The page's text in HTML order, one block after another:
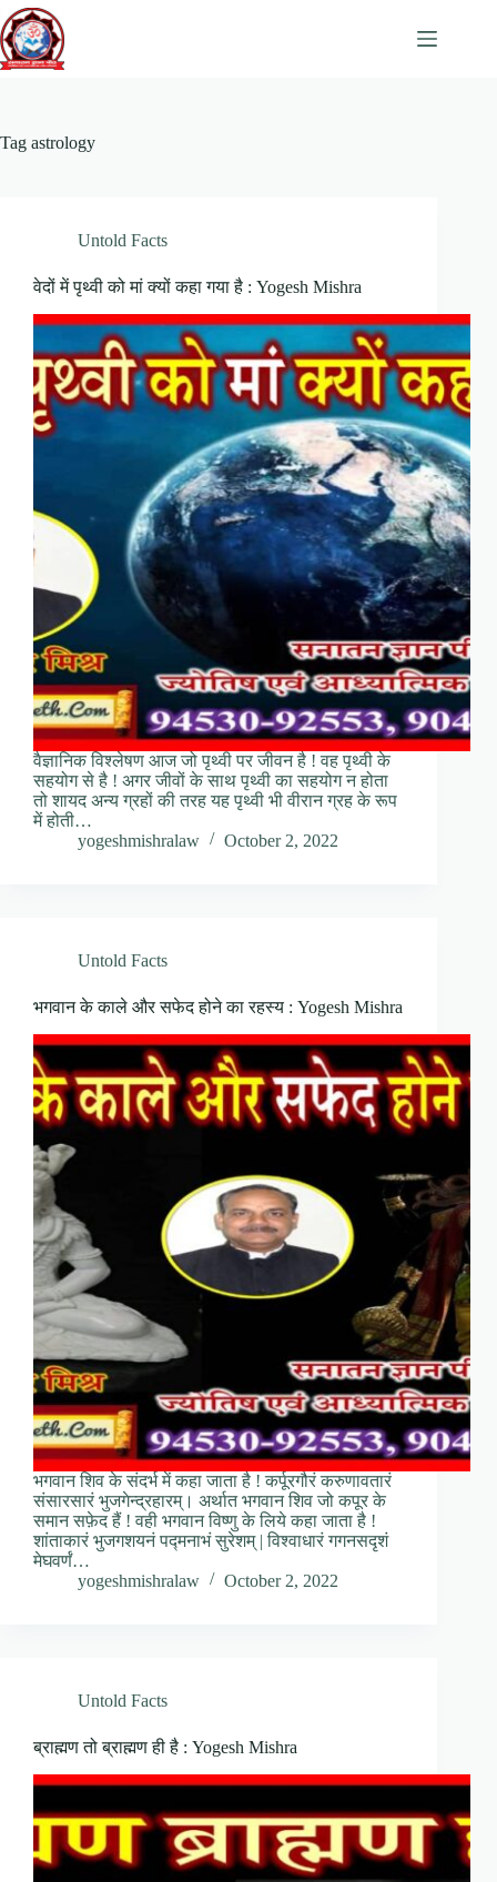
Skip
to
content
Tag astrology
Untold Facts
वेदों में पृथ्वी को मां क्यों कहा गया है : Yogesh Mishra
वैज्ञानिक विश्लेषण आज जो पृथ्वी पर जीवन है ! वह पृथ्वी के
सहयोग से है ! अगर जीवों के साथ पृथ्वी का सहयोग न होता
तो शायद अन्य ग्रहों की तरह यह पृथ्वी भी वीरान ग्रह के रूप
में होती…
yogeshmishralaw
October 2, 2022
Untold Facts
भगवान के काले और सफेद होने का रहस्य : Yogesh Mishra
भगवान शिव के संदर्भ में कहा जाता है ! कर्पूरगौरं करुणावतारं
संसारसारं भुजगेन्द्रहारम्। अर्थात भगवान शिव जो कपूर के
समान सफ़ेद हैं ! वही भगवान विष्णु के लिये कहा जाता है !
शांताकारं भुजगशयनं पद्मनाभं सुरेशम् | विश्वाधारं गगनसदृशं
मेघवर्णं…
yogeshmishralaw
October 2, 2022
Untold Facts
ब्राह्मण तो ब्राह्मण ही है : Yogesh Mishra